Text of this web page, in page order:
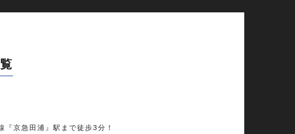
京急田浦』駅まで徒歩3分！